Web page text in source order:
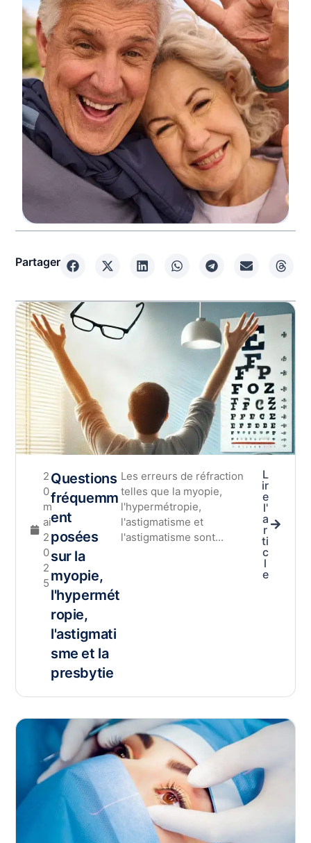
Partager
2
0
m
ai
2
0
2
5
Questions
fréquemm
ent
posées
sur la
myopie,
l'hypermét
ropie,
l'astigmati
sme et la
presbytie
Les erreurs de réfraction
telles que la myopie,
l'hypermétropie,
l'astigmatisme et
l'astigmatisme sont...
L
ir
e
l'
a
r
ti
c
l
e